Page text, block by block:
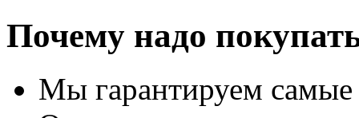
Почему надо
Мы гарантируем